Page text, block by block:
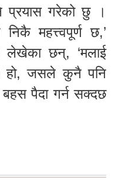
प्रयास गरेको छु ।
महत्त्वपूर्ण छ,’
लेखेका छन्, ‘मलाई
हो, जसले कुनै पनि
बहस पैदा गर्न सक्दछ